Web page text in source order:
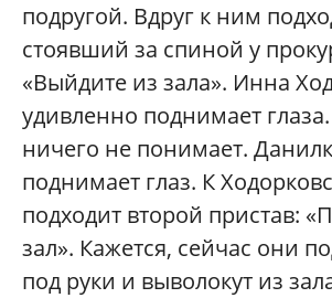
подругой. Вдруг к ним
стоявший за спиной у
«Выйдите из зала». Инна
удивленно поднимает
ничего не понимает.
поднимает глаз. К
подходит второй пристав:
зал». Кажется, сейчас они
под руки и выволокут из